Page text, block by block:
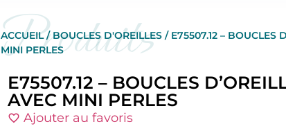
Produits
ACCUEIL/BOUCLES D'OREILLES / E75507.12 – BOUCLES
MINI PERLES
E75507.12 – BOUCLES
AVEC MINI PERLES
Ajouter au favoris